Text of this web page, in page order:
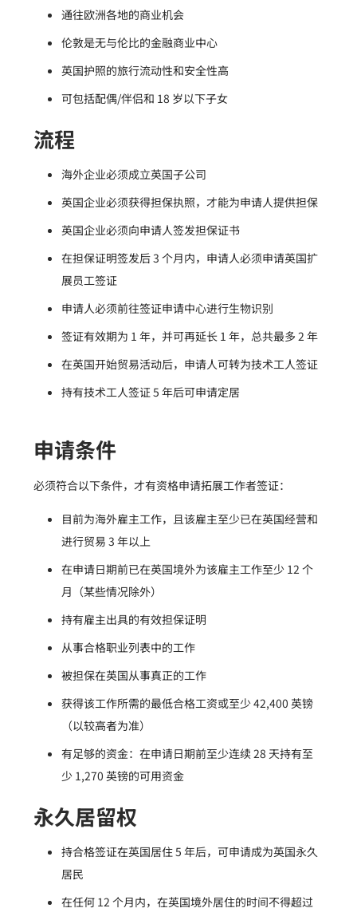
通往欧洲各地的商业机会
伦敦是无与伦比的金融商业中心
英国护照的旅行流动性和安全性高
可包括配偶/伴侣和 18 岁以下子女
流程
海外企业必须成立英国子公司
英国企业必须获得担保执照，才能为申请人提供担保
英国企业必须向申请人签发担保证书
在担保证明签发后 3 个月内，申请人必须申请英国扩
展员工签证
申请人必须前往签证申请中心进行生物识别
签证有效期为 1 年，并可再延长 1 年，总共最多 2 年
在英国开始贸易活动后，申请人可转为技术工人签证
持有技术工人签证 5 年后可申请定居
申请条件
必须符合以下条件，才有资格申请拓展工作者签证：
目前为海外雇主工作，且该雇主至少已在英国经营和
进行贸易 3 年以上
在申请日期前已在英国境外为该雇主工作至少 12 个
月（某些情况除外）
持有雇主出具的有效担保证明
从事合格职业列表中的工作
被担保在英国从事真正的工作
获得该工作所需的最低合格工资或至少 42,400 英镑
（以较高者为准）
有足够的资金：在申请日期前至少连续 28 天持有至
少 1,270 英镑的可用资金
永久居留权
持合格签证在英国居住 5 年后，可申请成为英国永久
居民
在任何 12 个月内，在英国境外居住的时间不得超过